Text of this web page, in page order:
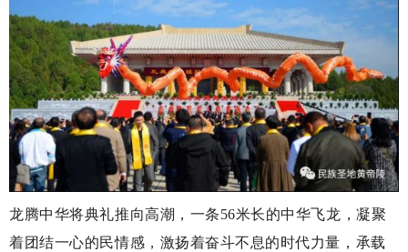
龙腾中华将典礼推向高潮，一条56米长的中华飞龙，凝聚
着团结一心的民情感，激扬着奋斗不息的时代力量，承载